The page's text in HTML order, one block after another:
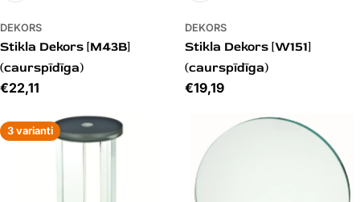
DEKORS
Stikla Dekors [M43B]
(caurspīdīga)
Cena
€22,11
DEKORS
Stikla Dekors [W151]
(caurspīdīga)
Cena
€19,19
3 varianti